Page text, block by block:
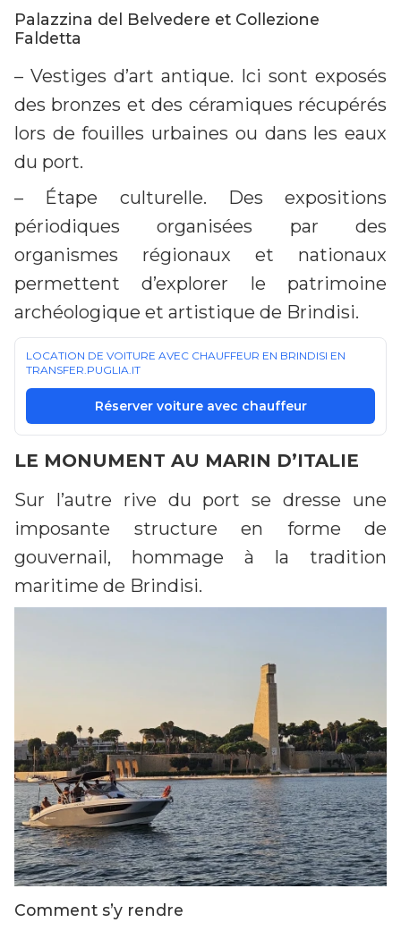
Palazzina del Belvedere et Collezione
Faldetta
– Vestiges d’art antique. Ici sont exposés
des bronzes et des céramiques récupérés
lors de fouilles urbaines ou dans les eaux
du port.
– Étape culturelle. Des expositions
périodiques organisées par des
organismes régionaux et nationaux
permettent d’explorer le patrimoine
archéologique et artistique de Brindisi.
LOCATION DE VOITURE AVEC CHAUFFEUR EN BRINDISI EN
TRANSFER.PUGLIA.IT
Réserver voiture avec chauffeur
LE MONUMENT AU MARIN D’ITALIE
Sur l’autre rive du port se dresse une
imposante structure en forme de
gouvernail, hommage à la tradition
maritime de Brindisi.
Comment s’y rendre